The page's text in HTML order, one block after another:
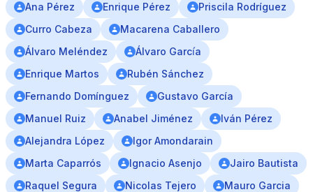
Ana Pérez
Enrique Pérez
Priscila Rodríguez
Curro Cabeza
Macarena Caballero
Álvaro Meléndez
Álvaro Garcı́a
Enrique Martos
Rubén Sánchez
Fernando Domínguez
Gustavo García
Manuel Ruiz
Anabel Jiménez
Iván Pérez
Alejandra López
Igor Amondarain
Marta Caparrós
Ignacio Asenjo
Jairo Bautista
Raquel Segura
Nicolas Tejero
Mauro Garcia